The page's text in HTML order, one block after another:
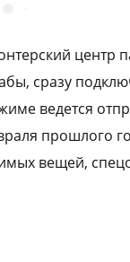
центр
сразу
ведется
прошлого
вещей,